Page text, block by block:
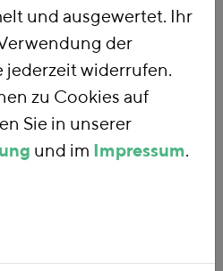
und ausgewertet. Ihr
der
jederzeit widerrufen.
zu Cookies auf
Sie in unserer
und im Impressum.